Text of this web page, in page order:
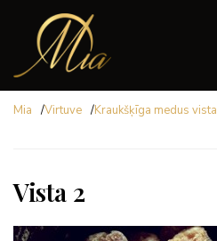
Mia /Virtuve /Kraukšķīga medus vista
Vista 2